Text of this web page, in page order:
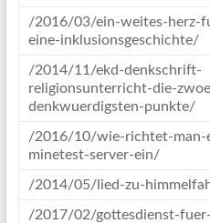
/2016/03/ein-weites-herz-
eine-inklusionsgeschichte/
/2014/11/ekd-denkschrift-
religionsunterricht-die-
denkwuerdigsten-punkte/
/2016/10/wie-richtet-man-
minetest-server-ein/
/2014/05/lied-zu-
/2017/02/gottesdienst-